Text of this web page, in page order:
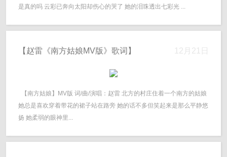
是真的吗 云彩已奔向太阳却伤心的哭了 她的泪珠透出七彩光 ...
【赵雷《南方姑娘MV版》歌词】 12月21日
【南方姑娘】MV版 词/曲/演唱：赵雷 北方的村庄住着一个南方的姑娘 
她总是喜欢穿着带花的裙子站在路旁 她的话不多但笑起来是那么平静悠
扬 她柔弱的眼神里...